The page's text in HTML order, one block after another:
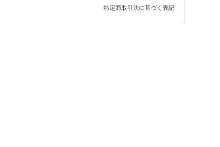
特定商取引法に基づく表記